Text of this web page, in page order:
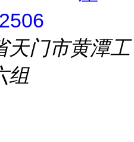
天门市黄潭工
组